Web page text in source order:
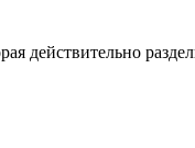
действительно